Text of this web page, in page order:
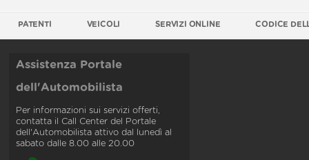
PATENTI VEICOLI SERVIZI ONLINE CODICE
Assistenza Portale
dell'Automobilista
Per informazioni sui servizi offerti,
contatta il Call Center del Portale
dell'Automobilista attivo dal lunedì al
sabato dalle 8.00 alle 20.00